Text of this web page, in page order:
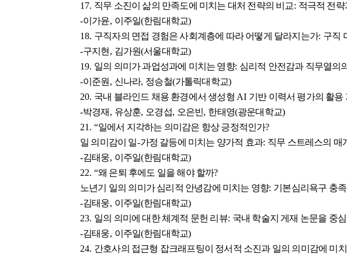
17. 직무 소진이 삶의 만족도에 미치는 대처 전략의 비교: 적극적 전
-이가윤, 이주일(한림대학교)
18. 구직자의 면접 경험은 사회계층에 따라 어떻게 달라지는가: 구직
-구지현 , 김가원(서울대학교)
19. 일의 의미가 과업성과에 미치는 영향: 심리적 안전감과 직무열의
-이준원 , 신나라, 정승철(가톨릭대학교)
20. 국내 블라인드 채용 환경에서 생성형 AI 기반 이력서 평가의 활용
-박경재 , 유상훈, 오경섭, 오은빈, 한태영(광운대학교)
21. “일에서 지각하는 의미감은 항상 긍정적인가?
일 의미감이 일-가정 갈등에 미치는 양가적 효과: 직무 스트레스의 매
-김태웅, 이주일(한림대학교)
22. “왜 은퇴 후에도 일을 해야 할까?
노년기 일의 의미가 심리적 안녕감에 미치는 영향: 기본심리욕구 충
-김태웅, 이주일(한림대학교)
23. 일의 의미에 대한 체계적 문헌 리뷰: 국내 학술지 게재 논문을 중
-김태웅, 이주일(한림대학교)
24. 간호사의 접근형 잡크래프팅이 정서적 소진과 일의 의미감에 미